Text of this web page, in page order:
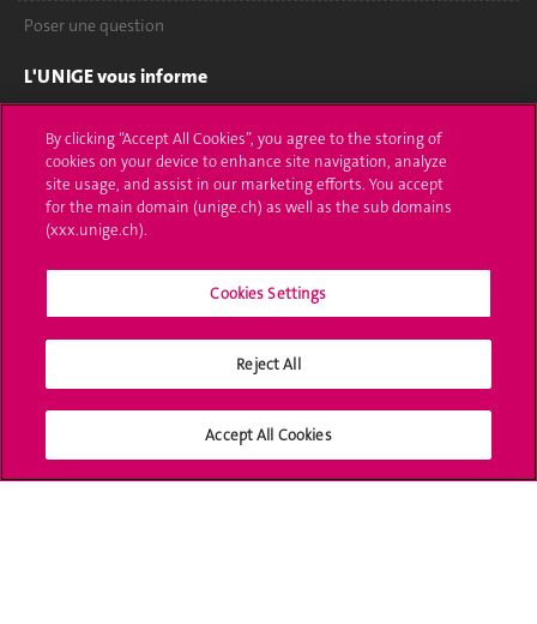
Poser une question
L'UNIGE vous informe
UNIGE Mobile
Médias
Offres d'emploi
Bibliothèque
Calendrier académique
Accréditation
By clicking “Accept All Cookies”, you agree to the storing of
cookies on your device to enhance site navigation, analyze
site usage, and assist in our marketing efforts. You accept
for the main domain (unige.ch) as well as the sub domains
(xxx.unige.ch).
Cookies Settings
Reject All
Accept All Cookies